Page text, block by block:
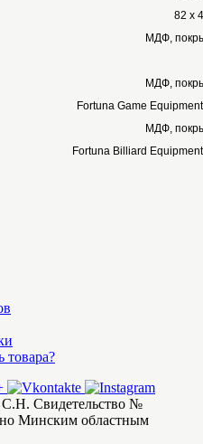
82 х
МДФ,
МДФ,
Fortuna Game
МДФ,
Fortuna Billiard
товара?
Свидетельство №
Минским областным